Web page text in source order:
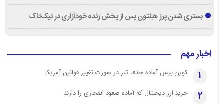
بستری شدن پرز هیلتون پس از پخش زنده خودآزاری در تیک‌تاک
اخبار مهم
1 کوین بیس آماده حذف تتر در صورت تغییر قوانین آمریکا
2 خرید ارز دیجیتال که آماده صعود انفجاری را دارند